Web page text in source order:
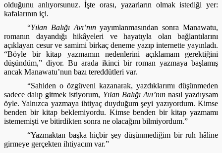
olduğunu anlıyorsunuz. İşte orası, yazarların olmak istediği yer:
kafalarının içi.
“Yılan Balığı Avı’nınyayımlanmasından sonra Manawatu,
romanın dayandığı hikâyeleri ve hayatıyla olan bağlantılarını
açıklayan cesur ve samimi birkaç deneme yazıp internette yayınladı.
“Böyle bir kitap yazmamın nedenlerini açıklamam gerektiğini
düşündüm,” diyor. Bu arada ikinci bir roman yazmaya başlamış
ancak Manawatu’nun bazı tereddütleri var.
“Sahiden o özgüveni kazanarak, yazdıklarımı düşünmeden
sadece dalıp gitmek istiyorum, Yılan Balığı Avı’nınnasıl yazdıysam
öyle. Yalnızca yazmaya ihtiyaç duyduğum şeyi yazıyordum. Kimse
benden bir kitap beklemiyordu. Kimse benden bir kitap yazmamı
istememişti ve bitirdikten sonra ne olacağını bilmiyordum.”
“Yazmaktan başka hiçbir şey düşünmediğim bir ruh hâline
girmeye gerçekten ihtiyacım var.”